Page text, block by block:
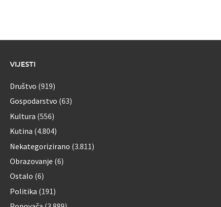
VIJESTI
Društvo (919)
Gospodarstvo (63)
Kultura (556)
Kutina (4.804)
Nekategorizirano (3.811)
Obrazovanje (6)
Ostalo (6)
Politika (191)